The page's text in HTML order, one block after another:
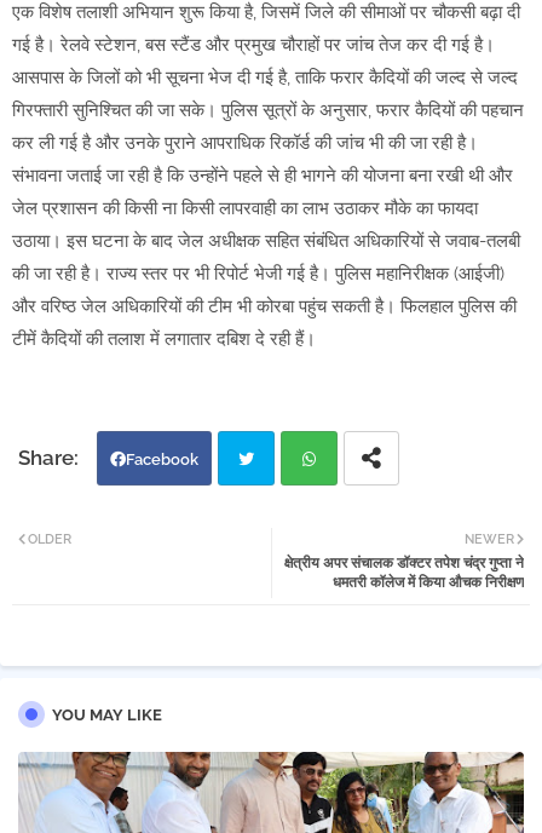
एक विशेष तलाशी अभियान शुरू किया है, जिसमें जिले की सीमाओं पर चौकसी बढ़ा दी
गई है। रेलवे स्टेशन, बस स्टैंड और प्रमुख चौराहों पर जांच तेज कर दी गई है।
आसपास के जिलों को भी सूचना भेज दी गई है, ताकि फरार कैदियों की जल्द से जल्द
गिरफ्तारी सुनिश्चित की जा सके। पुलिस सूत्रों के अनुसार, फरार कैदियों की पहचान
कर ली गई है और उनके पुराने आपराधिक रिकॉर्ड की जांच भी की जा रही है।
संभावना जताई जा रही है कि उन्होंने पहले से ही भागने की योजना बना रखी थी और
जेल प्रशासन की किसी ना किसी लापरवाही का लाभ उठाकर मौके का फायदा
उठाया। इस घटना के बाद जेल अधीक्षक सहित संबंधित अधिकारियों से जवाब-तलबी
की जा रही है। राज्य स्तर पर भी रिपोर्ट भेजी गई है। पुलिस महानिरीक्षक (आईजी)
और वरिष्ठ जेल अधिकारियों की टीम भी कोरबा पहुंच सकती है। फिलहाल पुलिस की
टीमें कैदियों की तलाश में लगातार दबिश दे रही हैं।
Facebook
atsa
NEWER
क्षेत्रीय अपर संचालक डॉक्टर तपेश चंद्र गुप्ता ने
धमतरी कॉलेज में किया औचक निरीक्षण
OLDER
YOU MAY LIKE